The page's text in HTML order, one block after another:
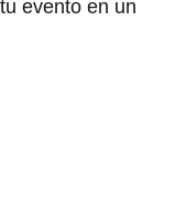
evento en un